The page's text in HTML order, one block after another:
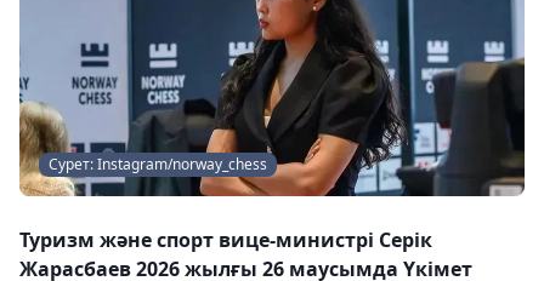
Сурет: Instagram/norway_chess
Туризм және спорт вице-министрі Серік
Жарасбаев 2026 жылғы 26 маусымда Үкімет